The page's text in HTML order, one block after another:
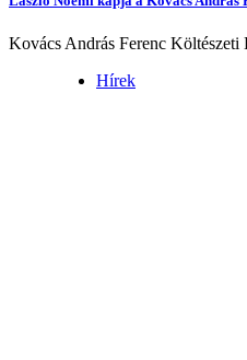
Kovács András Ferenc Költészeti
Hírek